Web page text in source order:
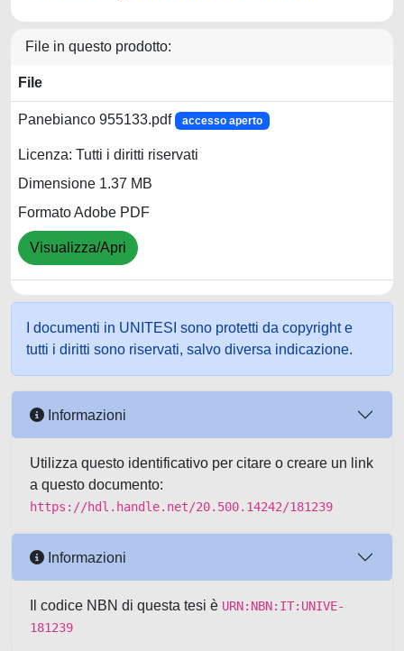
File in questo prodotto:
File
Panebianco 955133.pdf accesso aperto
Licenza: Tutti i diritti riservati
Dimensione 1.37 MB
Formato Adobe PDF
Visualizza/Apri
I documenti in UNITESI sono protetti da copyright e
tutti i diritti sono riservati, salvo diversa indicazione.
Informazioni
Utilizza questo identificativo per citare o creare un link
a questo documento:
https://hdl.handle.net/20.500.14242/181239
Informazioni
Il codice NBN di questa tesi è URN:NBN:IT:UNIVE-
181239